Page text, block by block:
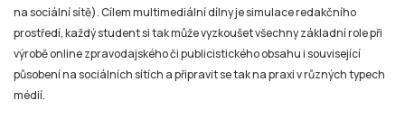
na sociální sítě). Cílem multimediální dílny je simulace redakčního
prostředí, každý student si tak může vyzkoušet všechny základní role při
výrobě online zpravodajského či publicistického obsahu i související
působení na sociálních sítích a připravit se tak na praxi v různých typech
médií.